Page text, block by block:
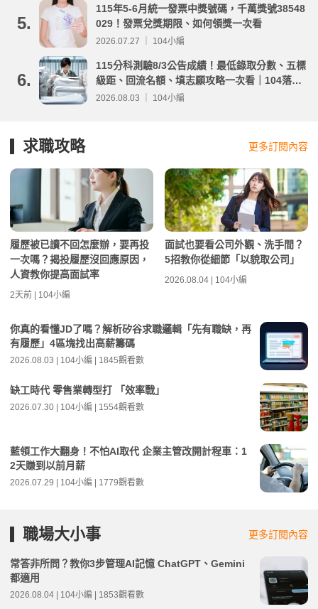
5.
115年5-6月統一發票中獎號碼，千萬獎號38548
029！發票兌獎期限、如何領獎一次看
2026.07.27 ｜ 104小編
6.
115分科測驗8/3公告成績！最低錄取分數、五標
級距、回流名額、填志願攻略一次看｜104落點
分析
2026.08.03 ｜ 104小編
求職攻略 更多訂閱內容
履歷被已讀不回怎麼辦，要再投
一次嗎？揭投履歷沒回應原因，
人資教你提高面試率
2天前 | 104小編
面試也要看公司外觀、洗手間？
5招教你從細節「以貌取公司」
2026.08.04 | 104小編
你真的看懂JD了嗎？解析矽谷求職邏輯「先有職缺，再
有履歷」4區塊找出高薪籌碼
2026.08.03 | 104小編 | 1845觀看數
缺工時代 零售業轉型打 「效率戰」
2026.07.30 | 104小編 | 1554觀看數
藍領工作大翻身！不怕AI取代 企業主管改開計程車：1
2天賺到以前月薪
2026.07.29 | 104小編 | 1779觀看數
職場大小事 更多訂閱內容
常答非所問？教你3步管理AI記憶 ChatGPT、Gemini
都適用
2026.08.04 | 104小編 | 1853觀看數